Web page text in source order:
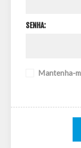
SENHA:
Mantenha-